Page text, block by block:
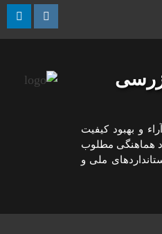
Instagram
و بهبود كيفيت
هماهنگی مطلوب
ملی و